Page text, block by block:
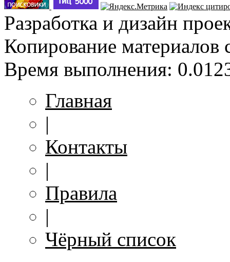
Разработка и дизайн
Копирование материалов
Время выполнения:
Главная
|
Контакты
|
Правила
|
Чёрный список